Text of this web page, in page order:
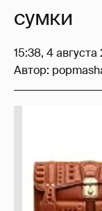
сумки
15:38, 4
Автор: